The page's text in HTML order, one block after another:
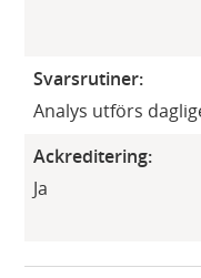
Svarsrutiner:
Analys utförs
Ackreditering:
Ja